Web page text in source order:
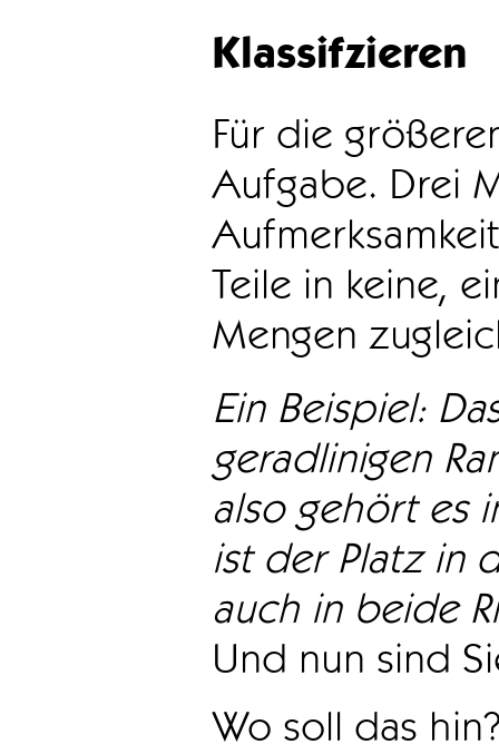
Klassifzieren
Für die
Aufgabe. Drei
Teile in keine,
Mengen
Ein Beispiel:
geradlinigen
also gehört es
ist der Platz in
auch in beide
Und nun sind
Wo soll das